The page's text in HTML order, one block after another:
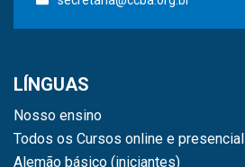
LÍNGUAS
Nosso ensino
Todos os Cursos online e presencial
Alemão básico (iniciantes)